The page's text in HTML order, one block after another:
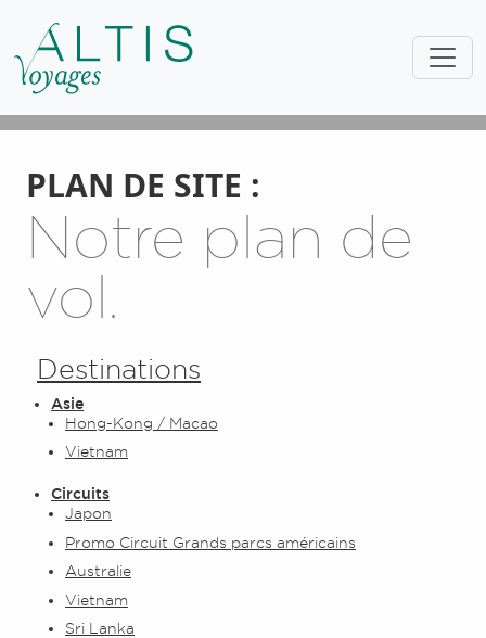
PLAN DE SITE :
Notre plan de
vol.
Destinations
Asie
Hong-Kong / Macao
Vietnam
Circuits
Japon
Promo Circuit Grands parcs américains
Australie
Vietnam
Sri Lanka